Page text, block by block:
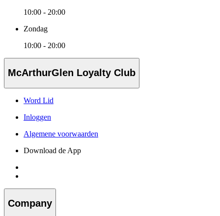
10:00 - 20:00
Zondag
10:00 - 20:00
McArthurGlen Loyalty Club
Word Lid
Inloggen
Algemene voorwaarden
Download de App
Company